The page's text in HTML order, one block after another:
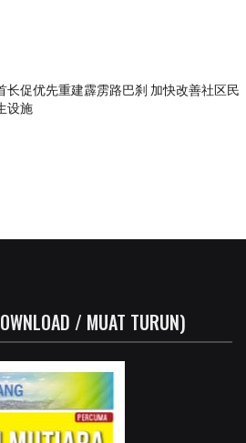
长促优先重建霹雳路巴刹 加快改善社区民
设施
/ MUAT TURUN)